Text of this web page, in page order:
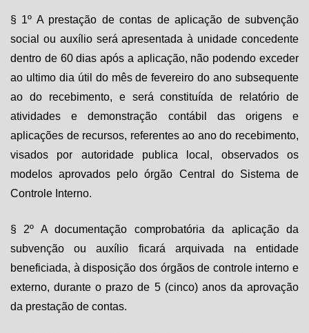
§ 1º A prestação de contas de aplicação de subvenção
social ou auxílio será apresentada à unidade concedente
dentro de 60 dias após a aplicação, não podendo exceder
ao ultimo dia útil do mês de fevereiro do ano subsequente
ao do recebimento, e será constituída de relatório de
atividades e demonstração contábil das origens e
aplicações de recursos, referentes ao ano do recebimento,
visados por autoridade publica local, observados os
modelos aprovados pelo órgão Central do Sistema de
Controle Interno.
§ 2º A documentação comprobatória da aplicação da
subvenção ou auxílio ficará arquivada na entidade
beneficiada, à disposição dos órgãos de controle interno e
externo, durante o prazo de 5 (cinco) anos da aprovação
da prestação de contas.